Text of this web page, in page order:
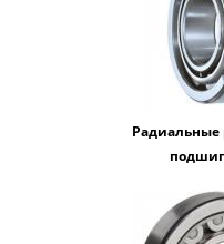
Радиальные